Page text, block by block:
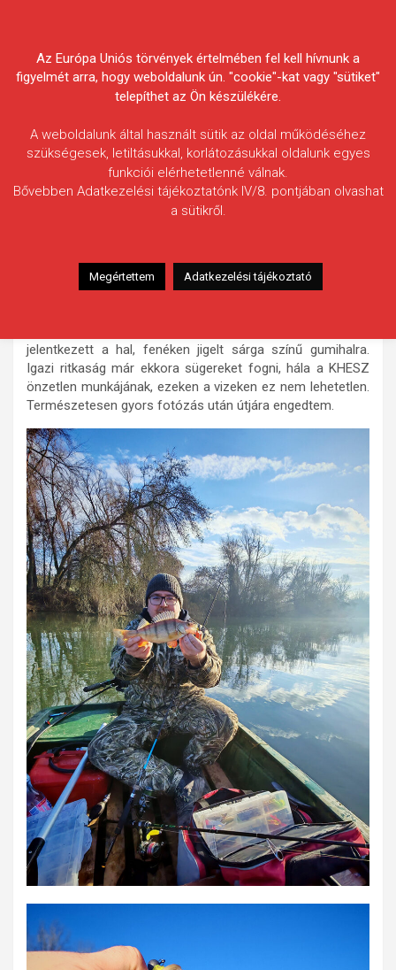
Egyesületek Szövetsége
Kocsis Péter Gábor
Halfaj: Sügér
Fogott hal adatai: 0,63 kg / 32 cm
jelentkezett a hal, fenéken jigelt sárga színű gumihalra.
Igazi ritkaság már ekkora sügereket fogni, hála a KHESZ
önzetlen munkájának, ezeken a vizeken ez nem lehetetlen.
Természetesen gyors fotózás után útjára engedtem.
Az Európa Uniós törvények értelmében fel kell hívnunk a
figyelmét arra, hogy weboldalunk ún. "cookie"-kat vagy "sütiket"
telepíthet az Ön készülékére.
A weboldalunk által használt sütik az oldal működéséhez
szükségesek, letiltásukkal, korlátozásukkal oldalunk egyes
funkciói elérhetetlenné válnak.
Bővebben Adatkezelési tájékoztatónk IV/8. pontjában olvashat
a sütikről.
Megértettem Adatkezelési tájékoztató